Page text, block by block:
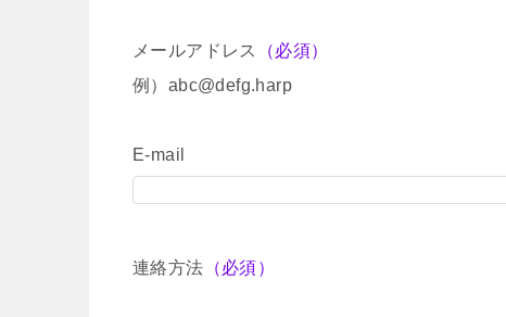
メールアドレス
（必須）
例）abc@defg.harp
E-mail
連絡方法 （必須）